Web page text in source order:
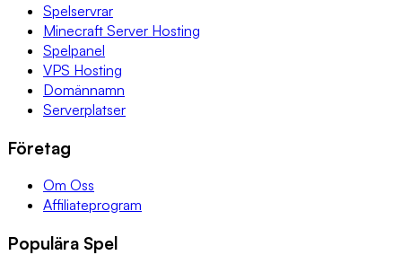
Spelservrar
Minecraft Server Hosting
Spelpanel
VPS Hosting
Domännamn
Serverplatser
Företag
Om Oss
Affiliateprogram
Populära Spel